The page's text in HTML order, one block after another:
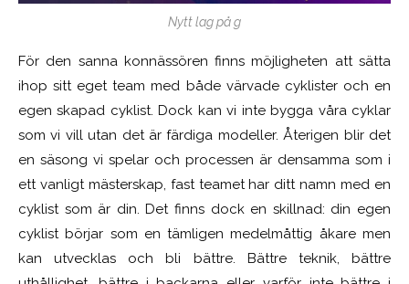
Nytt lag på g
För den sanna konnässören finns möjligheten att sätta
ihop sitt eget team med både värvade cyklister och en
egen skapad cyklist. Dock kan vi inte bygga våra cyklar
som vi vill utan det är färdiga modeller. Återigen blir det
en säsong vi spelar och processen är densamma som i
ett vanligt mästerskap, fast teamet har ditt namn med en
cyklist som är din. Det finns dock en skillnad: din egen
cyklist börjar som en tämligen medelmåttig åkare men
kan utvecklas och bli bättre. Bättre teknik, bättre